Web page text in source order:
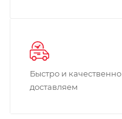
Быстро и качественно
доставляем